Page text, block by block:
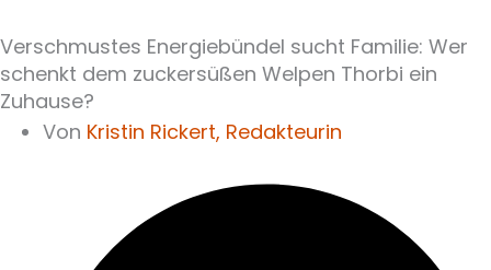
Verschmustes Energiebündel sucht Familie: Wer
schenkt dem zuckersüßen Welpen Thorbi ein
Zuhause?
Von Kristin Rickert, Redakteurin